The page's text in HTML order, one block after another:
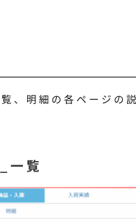
、明細の各ページの
一覧